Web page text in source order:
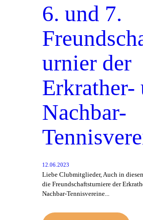
6. und 7.
urnier der
Erkrather-
Nachbar-
12.06.2023
Liebe Clubmitglieder, Auch in
die Freundschaftsturniere der
Nachbar-Tennisvereine...